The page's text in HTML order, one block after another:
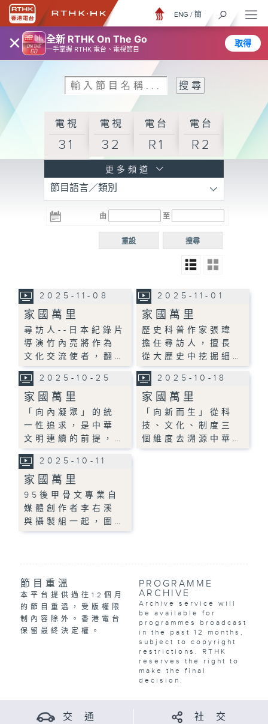
× 全新 RTHK On The Go
一手掌握 RTHK 電台、電視節目
取得
ENG / 簡
電視
31
電視
32
電台
R1
電台
R2
R3
電台 電台
R5
電台
普通
更多頻道
節目語言／類別
由 至
搜尋
重設
2025-11-08
家國萬里
尋訪人--日本紀錄片
導演竹內亮將作為
文化交流使者，翻…
2025-11-01
家國萬里
歷史科普作家張瑋
擔任尋訪人，擅長
從大歷史中挖掘細…
2025-10-25
家國萬里
「向內凝聚」的統
一性追求，是中華
文明連續的前提，…
2025-10-18
家國萬里
「向新而生」從科
技、文化、制度三
個維度去溯源中華…
2025-10-11
家國萬里
95後甲骨文專業自
媒體創作者李右溪
與攝製組一起，圍…
節目重溫
本平台提供過往12個月
的節目重溫，受版權限
制內容除外。香港電台
保留最終決定權。
PROGRAMME
ARCHIVE
Archive service will
be available for
programmes broadcast
in the past 12 months,
subject to copyright
restrictions. RTHK
reserves the right to
make the final
decision.
交 通 社 交